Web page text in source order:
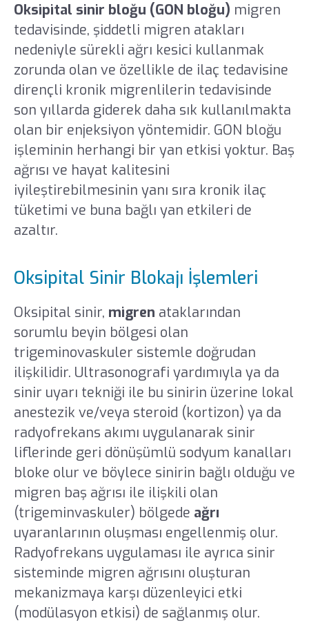
Oksipital sinir bloğu (GON bloğu) migren
tedavisinde, şiddetli migren atakları
nedeniyle sürekli ağrı kesici kullanmak
zorunda olan ve özellikle de ilaç tedavisine
dirençli kronik migrenlilerin tedavisinde
son yıllarda giderek daha sık kullanılmakta
olan bir enjeksiyon yöntemidir. GON bloğu
işleminin herhangi bir yan etkisi yoktur. Baş
ağrısı ve hayat kalitesini
iyileştirebilmesinin yanı sıra kronik ilaç
tüketimi ve buna bağlı yan etkileri de
azaltır.
Oksipital Sinir Blokajı İşlemleri
Oksipital sinir, migren ataklarından
sorumlu beyin bölgesi olan
trigeminovaskuler sistemle doğrudan
ilişkilidir. Ultrasonografi yardımıyla ya da
sinir uyarı tekniği ile bu sinirin üzerine lokal
anestezik ve/veya steroid (kortizon) ya da
radyofrekans akımı uygulanarak sinir
liflerinde geri dönüşümlü sodyum kanalları
bloke olur ve böylece sinirin bağlı olduğu ve
migren baş ağrısı ile ilişkili olan
(trigeminvaskuler) bölgede ağrı
uyaranlarının oluşması engellenmiş olur.
Radyofrekans uygulaması ile ayrıca sinir
sisteminde migren ağrısını oluşturan
mekanizmaya karşı düzenleyici etki
(modülasyon etkisi) de sağlanmış olur.